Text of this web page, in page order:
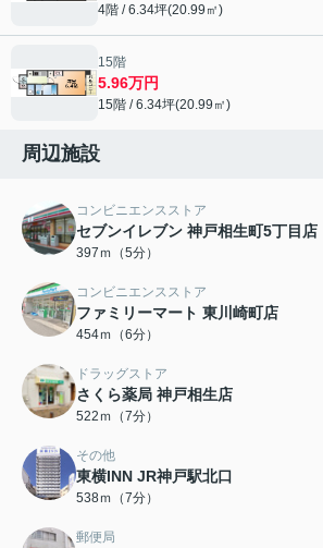
4階 / 6.34坪(20.99㎡)
15階
5.96万円
15階 / 6.34坪(20.99㎡)
周辺施設
コンビニエンスストア
セブンイレブン 神戸相生町5丁目店
397ｍ（5分）
コンビニエンスストア
ファミリーマート 東川崎町店
454ｍ（6分）
ドラッグストア
さくら薬局 神戸相生店
522ｍ（7分）
その他
東横INN JR神戸駅北口
538ｍ（7分）
郵便局